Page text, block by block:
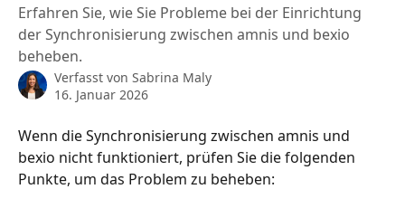
Erfahren Sie, wie Sie Probleme bei der Einrichtung
der Synchronisierung zwischen amnis und bexio
beheben.
Verfasst von Sabrina Maly
16. Januar 2026
Wenn die Synchronisierung zwischen amnis und
bexio nicht funktioniert, prüfen Sie die folgenden
Punkte, um das Problem zu beheben: